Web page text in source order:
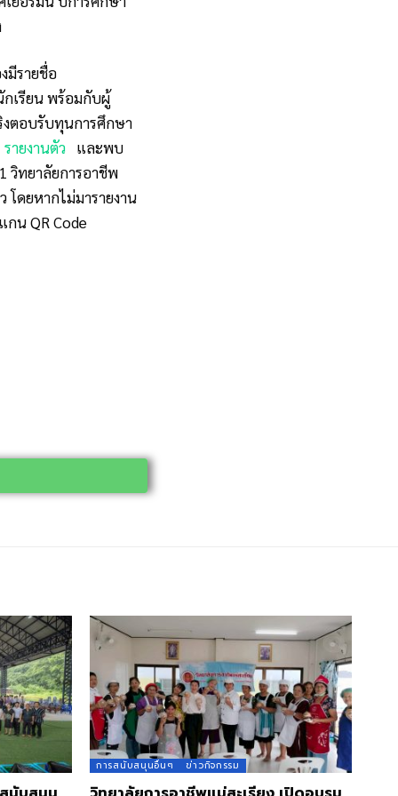
มีรายชื่อ
กเรียน พร้อมกับผู้
งตอบรับทุนการศึกษา
รายงานตัว และพบ
วิทยาลัยการอาชีพ
โดยหากไม่มารายงาน
น QR Code
การสนับสนุนอื่นๆ ข่าวกิจกรรม